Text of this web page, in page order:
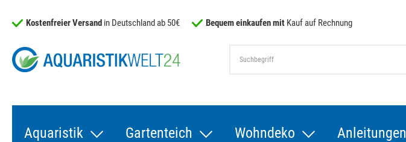
Kostenfreier Versand in Deutschland ab 50€ Bequem einkaufen mit Kauf auf Rechnung
Aquaristik Gartenteich Wohndeko Anleitungen